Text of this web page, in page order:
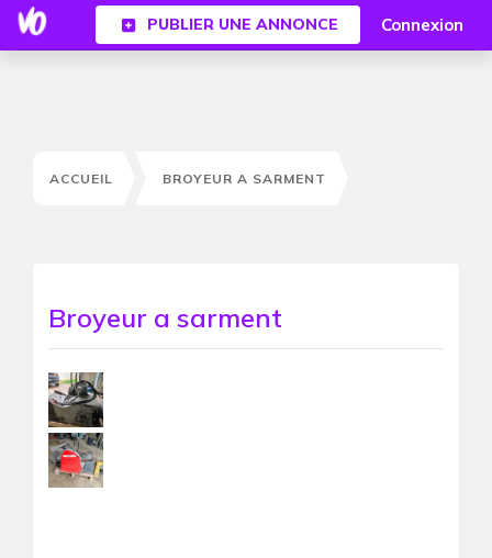
PUBLIER UNE ANNONCE Connexion
ACCUEIL BROYEUR A SARMENT
Broyeur a sarment